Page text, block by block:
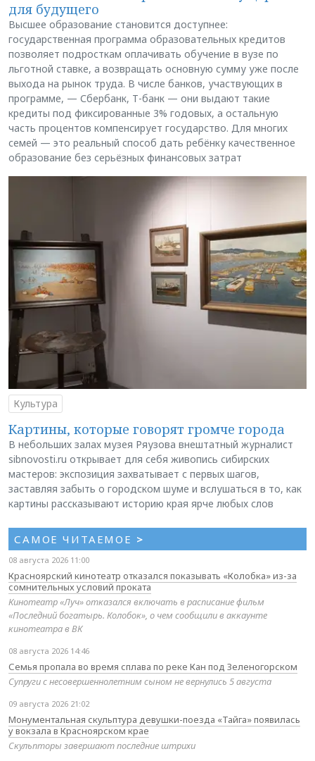
для будущего
Высшее образование становится доступнее:
государственная программа образовательных кредитов
позволяет подросткам оплачивать обучение в вузе по
льготной ставке, а возвращать основную сумму уже после
выхода на рынок труда. В числе банков, участвующих в
программе, — Сбербанк, Т-банк — они выдают такие
кредиты под фиксированные 3% годовых, а остальную
часть процентов компенсирует государство. Для многих
семей — это реальный способ дать ребёнку качественное
образование без серьёзных финансовых затрат
Культура
Картины, которые говорят громче города
В небольших залах музея Ряузова внештатный журналист
sibnovosti.ru открывает для себя живопись сибирских
мастеров: экспозиция захватывает с первых шагов,
заставляя забыть о городском шуме и вслушаться в то, как
картины рассказывают историю края ярче любых слов
САМОЕ ЧИТАЕМОЕ >
08 августа 2026 11:00
Красноярский кинотеатр отказался показывать «Колобка» из-за
сомнительных условий проката
Кинотеатр «Луч» отказался включать в расписание фильм
«Последний богатырь. Колобок», о чем сообщили в аккаунте
кинотеатра в ВК
08 августа 2026 14:46
Семья пропала во время сплава по реке Кан под Зеленогорском
Супруги с несовершеннолетним сыном не вернулись 5 августа
09 августа 2026 21:02
Монументальная скульптура девушки-поезда «Тайга» появилась
у вокзала в Красноярском крае
Скульпторы завершают последние штрихи